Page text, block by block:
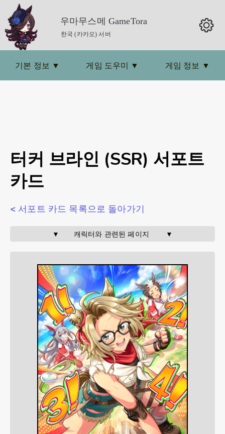
우마무스메 GameTora
한국 (카카오) 서버
기본 정보 ▼ 게임 도우미 ▼ 게임 정보 ▼
터커 브라인 (SSR) 서포트
카드
< 서포트 카드 목록으로 돌아가기
▼       캐릭터와 관련된 페이지        ▼